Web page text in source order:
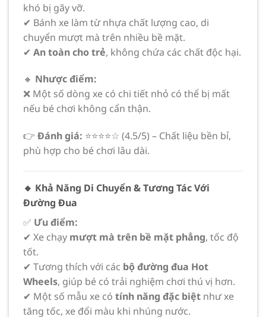
khó bị gãy vỡ.
✔ Bánh xe làm từ nhựa chất lượng cao, di
chuyển mượt mà trên nhiều bề mặt.
✔ An toàn cho trẻ, không chứa các chất độc hại.
🔸 Nhược điểm:
❌ Một số dòng xe có chi tiết nhỏ có thể bị mất
nếu bé chơi không cẩn thận.
👉 Đánh giá: ⭐⭐⭐⭐☆ (4.5/5) – Chất liệu bền bỉ,
phù hợp cho bé chơi lâu dài.
🔸 Khả Năng Di Chuyển & Tương Tác Với
Đường Đua
✅ Ưu điểm:
✔ Xe chạy mượt mà trên bề mặt phẳng, tốc độ
tốt.
✔ Tương thích với các bộ đường đua Hot
Wheels, giúp bé có trải nghiệm chơi thú vị hơn.
✔ Một số mẫu xe có tính năng đặc biệt như xe
tăng tốc, xe đổi màu khi nhúng nước.